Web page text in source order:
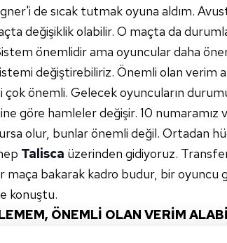
de sıcak tutmak oyuna aldım.
değişiklik olabilir. O maçta da
önemlidir ama oyuncular daha
değiştirebiliriz. Önemli olan verim
çok önemli. Gelecek oyuncuların
göre hamleler değişir. 10 numaramız
olur, bunlar önemli değil. Ortadan
Talisca üzerinden gidiyoruz.
maça bakarak kadro budur, bir oyuncu
konuştu.
ÖNEMLİ OLAN VERİM
ile ilgili konuşan Şenol Güneş,